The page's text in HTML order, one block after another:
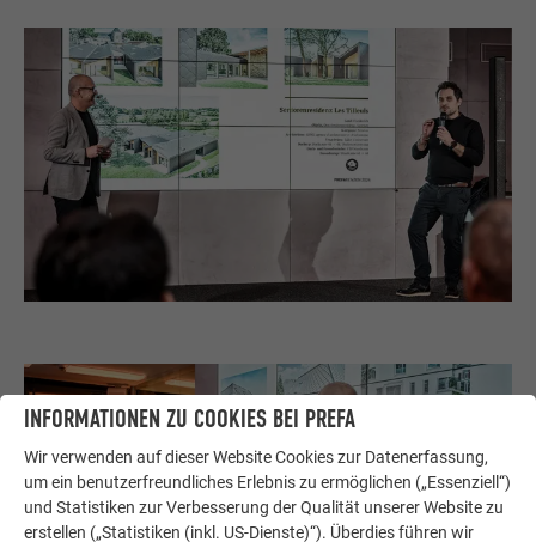
INFORMATIONEN ZU COOKIES BEI PREFA
Wir verwenden auf dieser Website Cookies zur Datenerfassung,
um ein benutzerfreundliches Erlebnis zu ermöglichen („Essenziell“)
und Statistiken zur Verbesserung der Qualität unserer Website zu
erstellen („Statistiken (inkl. US-Dienste)“). Überdies führen wir